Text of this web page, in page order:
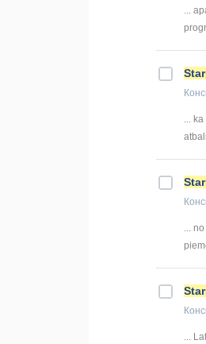
...
...
...
...